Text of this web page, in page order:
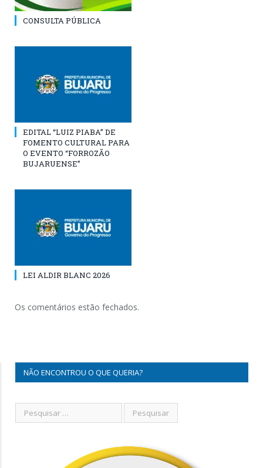
CONSULTA PÚBLICA
EDITAL “LUIZ PIABA” DE
FOMENTO CULTURAL PARA
O EVENTO “FORROZÃO
BUJARUENSE”
LEI ALDIR BLANC 2026
Os comentários estão fechados.
NÃO ENCONTROU O QUE QUERIA?